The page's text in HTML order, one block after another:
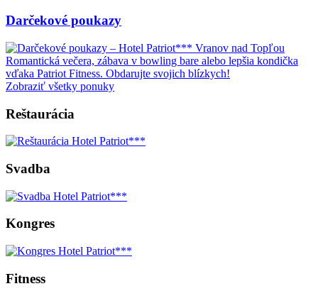
Darčekové poukazy
Romantická večera, zábava v bowling bare alebo lepšia kondička
vďaka Patriot Fitness. Obdarujte svojich blízkych!
Zobraziť všetky ponuky
Reštaurácia
Svadba
Kongres
Fitness